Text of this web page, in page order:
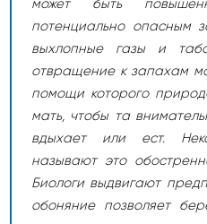
может быть
потенциально опасным
выхлопные газы и
отвращение к запахам
помощи которого
мать, чтобы та
вдыхает или ест.
называют это
Биологи выдвигают
обоняние позволяет